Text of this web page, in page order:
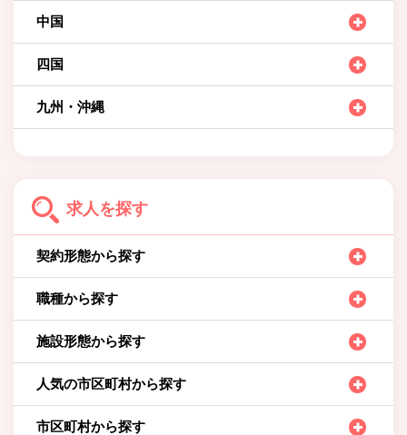
中国
四国
九州・沖縄
求人を探す
契約形態から探す
職種から探す
施設形態から探す
人気の市区町村から探す
市区町村から探す